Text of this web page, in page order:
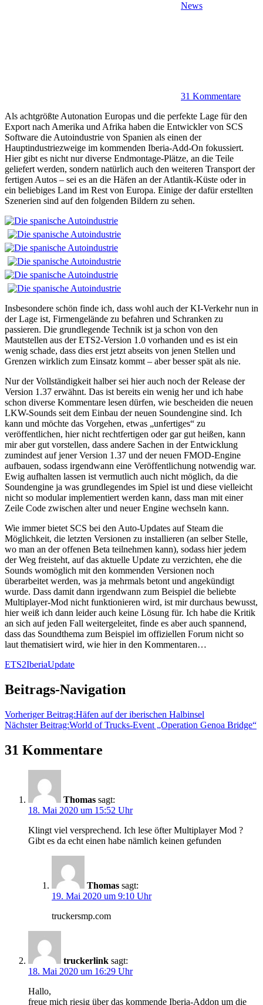
News
31 Kommentare
Als achtgrößte Autonation Europas und die perfekte Lage für den
Export nach Amerika und Afrika haben die Entwickler von SCS
Software die Autoindustrie von Spanien als einen der
Hauptindustriezweige im kommenden Iberia-Add-On fokussiert.
Hier gibt es nicht nur diverse Endmontage-Plätze, an die Teile
geliefert werden, sondern natürlich auch den weiteren Transport der
fertigen Autos – sei es an die Häfen an der Atlantik-Küste oder in
ein beliebiges Land im Rest von Europa. Einige der dafür erstellten
Szenerien sind auf den folgenden Bildern zu sehen.
Insbesondere schön finde ich, dass wohl auch der KI-Verkehr nun in
der Lage ist, Firmengelände zu befahren und Schranken zu
passieren. Die grundlegende Technik ist ja schon von den
Mautstellen aus der ETS2-Version 1.0 vorhanden und es ist ein
wenig schade, dass dies erst jetzt abseits von jenen Stellen und
Grenzen wirklich zum Einsatz kommt – aber besser spät als nie.
Nur der Vollständigkeit halber sei hier auch noch der Release der
Version 1.37 erwähnt. Das ist bereits ein wenig her und ich habe
schon diverse Kommentare lesen dürfen, wie bescheiden die neuen
LKW-Sounds seit dem Einbau der neuen Soundengine sind. Ich
kann und möchte das Vorgehen, etwas „unfertiges“ zu
veröffentlichen, hier nicht rechtfertigen oder gar gut heißen, kann
mir aber gut vorstellen, dass andere Sachen in der Entwicklung
zumindest auf jener Version 1.37 und der neuen FMOD-Engine
aufbauen, sodass irgendwann eine Veröffentlichung notwendig war.
Ewig aufhalten lassen ist vermutlich auch nicht möglich, da die
Soundengine ja was grundlegendes im Spiel ist und diese vielleicht
nicht so modular implementiert werden kann, dass man mit einer
Zeile Code zwischen alter und neuer Engine wechseln kann.
Wie immer bietet SCS bei den Auto-Updates auf Steam die
Möglichkeit, die letzten Versionen zu installieren (an selber Stelle,
wo man an der offenen Beta teilnehmen kann), sodass hier jedem
der Weg freisteht, auf das aktuelle Update zu verzichten, ehe die
Sounds womöglich mit den kommenden Versionen noch
überarbeitet werden, was ja mehrmals betont und angekündigt
wurde. Dass damit dann irgendwann zum Beispiel die beliebte
Multiplayer-Mod nicht funktionieren wird, ist mir durchaus bewusst,
hier weiß ich dann leider auch keine Lösung für. Ich habe die Kritik
an sich auf jeden Fall weitergeleitet, finde es aber auch spannend,
dass das Soundthema zum Beispiel im offiziellen Forum nicht so
laut thematisiert wird, wie hier in den Kommentaren…
ETS2IberiaUpdate
Beitrags-Navigation
Vorheriger Beitrag:Häfen auf der iberischen Halbinsel
Nächster Beitrag:World of Trucks-Event „Operation Genoa Bridge“
31 Kommentare
Thomas sagt:
18. Mai 2020 um 15:52 Uhr
Klingt viel versprechend. Ich lese öfter Multiplayer Mod ?
Gibt es da echt einen habe nämlich keinen gefunden
Thomas sagt:
19. Mai 2020 um 9:10 Uhr
truckersmp.com
truckerlink sagt:
18. Mai 2020 um 16:29 Uhr
Hallo,
freue mich riesig über das kommende Iberia-Addon um die